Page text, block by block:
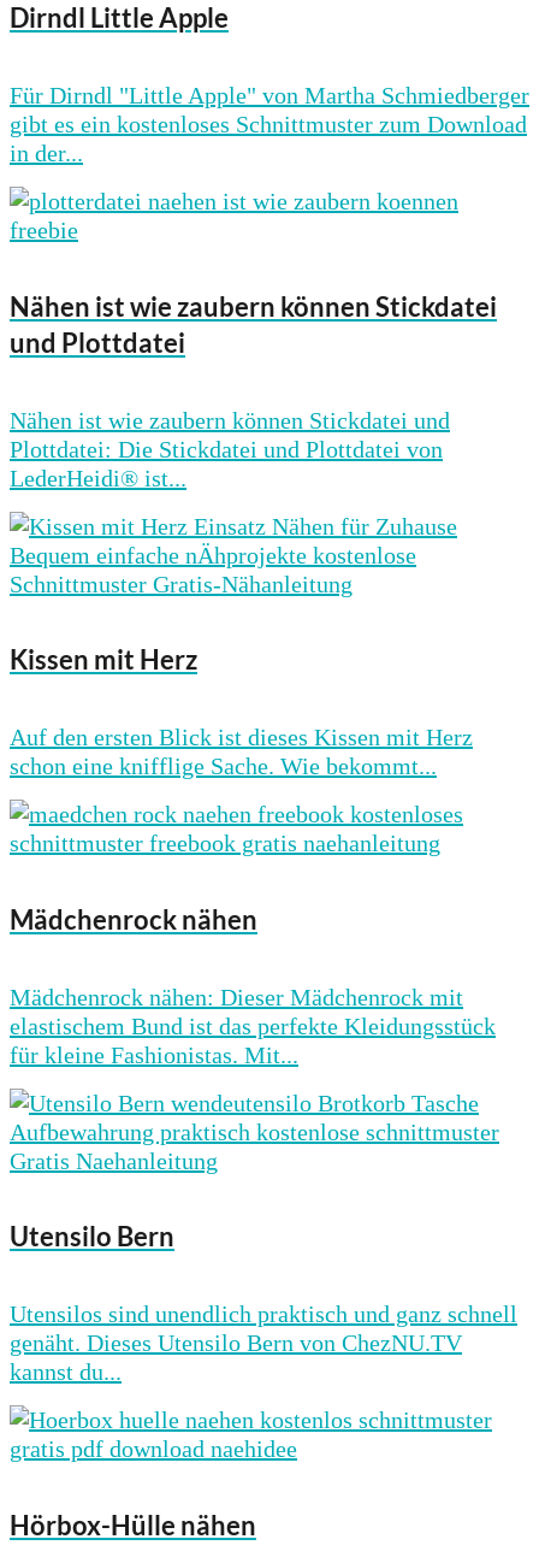
Dirndl Little Apple
Für Dirndl "Little Apple" von Martha Schmiedberger
gibt es ein kostenloses Schnittmuster zum Download
in der...
Nähen ist wie zaubern können Stickdatei
und Plottdatei
Nähen ist wie zaubern können Stickdatei und
Plottdatei: Die Stickdatei und Plottdatei von
LederHeidi® ist...
Kissen mit Herz
Auf den ersten Blick ist dieses Kissen mit Herz
schon eine knifflige Sache. Wie bekommt...
Mädchenrock nähen
Mädchenrock nähen: Dieser Mädchenrock mit
elastischem Bund ist das perfekte Kleidungsstück
für kleine Fashionistas. Mit...
Utensilo Bern
Utensilos sind unendlich praktisch und ganz schnell
genäht. Dieses Utensilo Bern von ChezNU.TV
kannst du...
Hörbox-Hülle nähen